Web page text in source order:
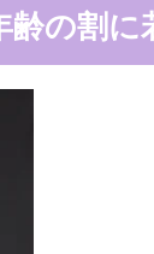
の割に